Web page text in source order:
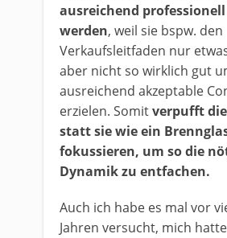
ausreichend
werden, weil sie bspw. den
Verkaufsleitfaden nur
aber nicht so wirklich gut
ausreichend akzeptable
erzielen. Somitverpufft
statt sie wie ein
fokussieren, um so die
Dynamik zu entfachen.
Auch ich habe es mal vor
Jahren versucht, mich